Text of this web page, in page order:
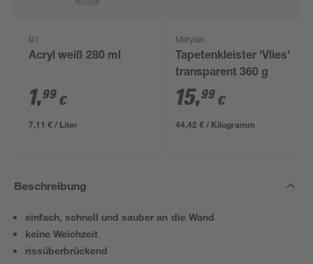
B1
Acryl weiß 280 ml
1,99 €
7,11 € / Liter
Metylan
Tapetenkleister 'Vlies'
transparent 360 g
15,99 €
44,42 € / Kilogramm
Beschreibung
einfach, schnell und sauber an die Wand
keine Weichzeit
rissüberbrückend